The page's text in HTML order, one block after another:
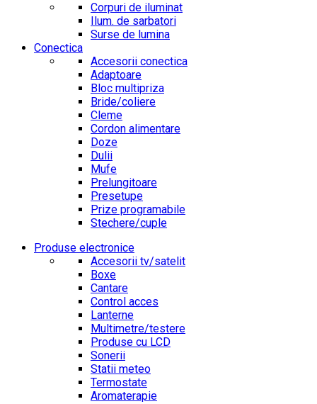
Corpuri de iluminat
Ilum. de sarbatori
Surse de lumina
Conectica
Accesorii conectica
Adaptoare
Bloc multipriza
Bride/coliere
Cleme
Cordon alimentare
Doze
Dulii
Mufe
Prelungitoare
Presetupe
Prize programabile
Stechere/cuple
Produse electronice
Accesorii tv/satelit
Boxe
Cantare
Control acces
Lanterne
Multimetre/testere
Produse cu LCD
Sonerii
Statii meteo
Termostate
Aromaterapie